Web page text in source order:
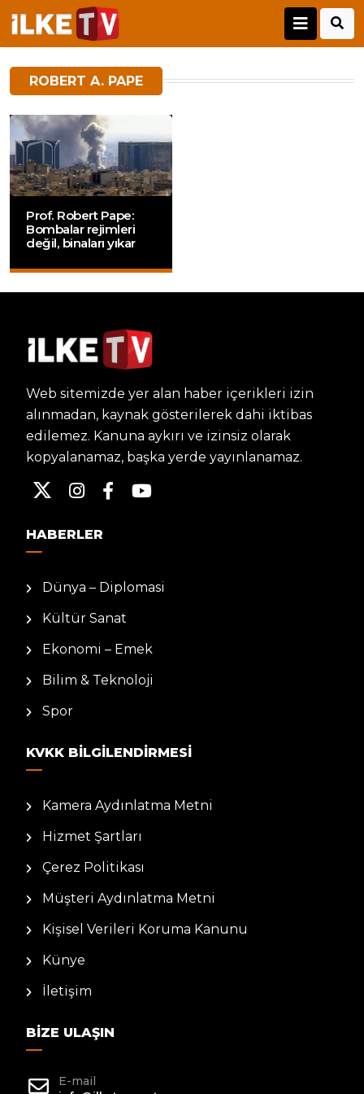
ROBERT A. PAPE
Prof. Robert Pape:
Bombalar rejimleri
değil, binaları yıkar
Web sitemizde yer alan haber içerikleri izin
alınmadan, kaynak gösterilerek dahi iktibas
edilemez. Kanuna aykırı ve izinsiz olarak
kopyalanamaz, başka yerde yayınlanamaz.
HABERLER
Dünya – Diplomasi
Kültür Sanat
Ekonomi – Emek
Bilim & Teknoloji
Spor
KVKK BILGILENDIRMESI
Kamera Aydınlatma Metni
Hizmet Şartları
Çerez Politikası
Müşteri Aydınlatma Metni
Kişisel Verileri Koruma Kanunu
Künye
İletişim
BIZE ULAŞIN
E-mail